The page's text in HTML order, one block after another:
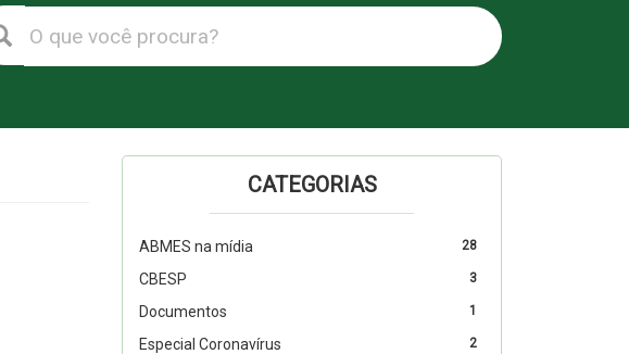
CATEGORIAS
28
ABMES na mídia
3
CBESP
1
Documentos
2
Especial Coronavírus